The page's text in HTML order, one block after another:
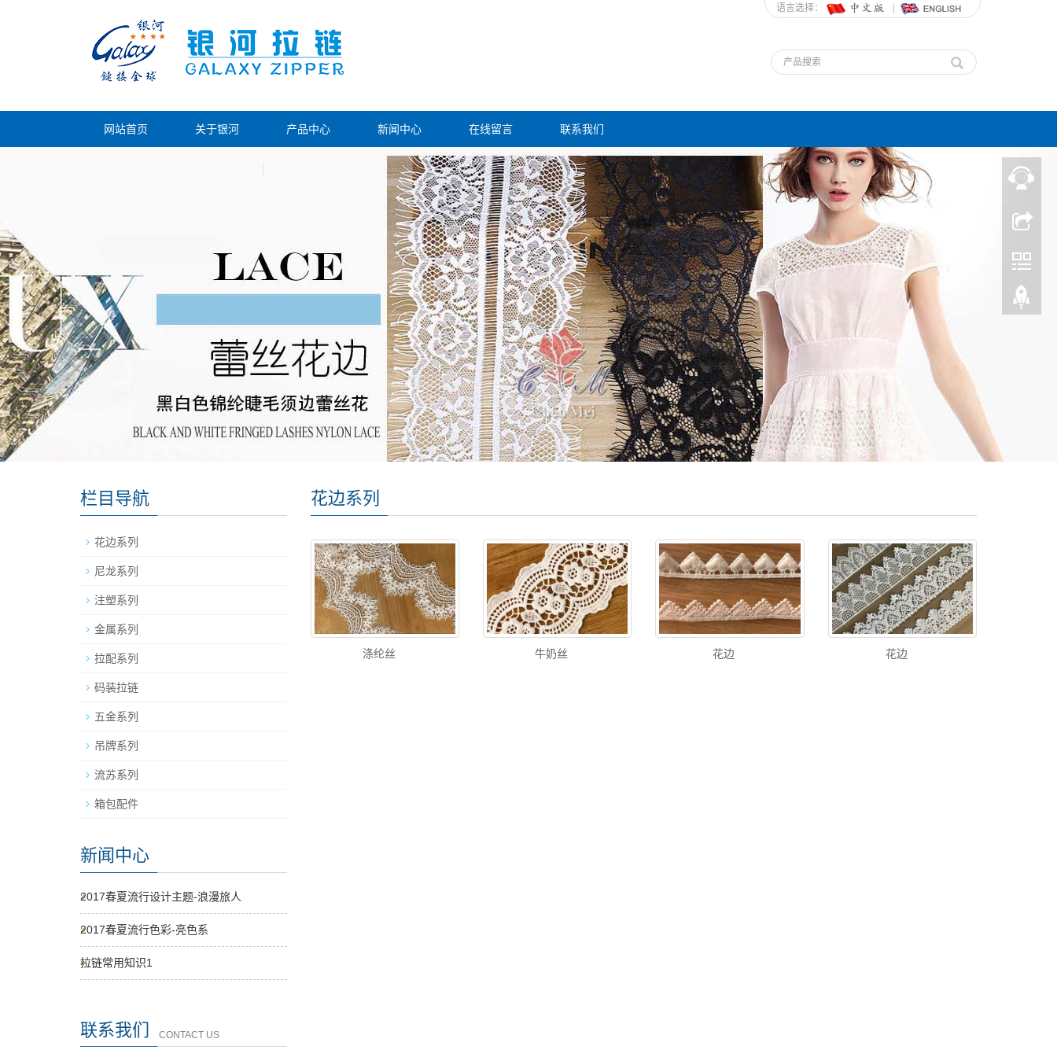
语言选择：
网站首页 关于银河 产品中心 新闻中心 在线留言 联系我们
花边系列
涤纶丝 牛奶丝 花边 花边
栏目导航
花边系列
尼龙系列
注塑系列
金属系列
拉配系列
码装拉链
五金系列
吊牌系列
流苏系列
箱包配件
新闻中心
2017春夏流行设计主题-浪漫旅人
2017春夏流行色彩-亮色系
拉链常用知识1
联系我们 CONTACT US